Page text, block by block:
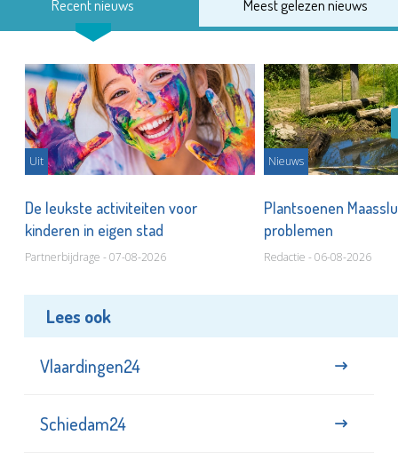
Recent nieuws Meest gelezen nieuws
Uit
De leukste activiteiten voor
kinderen in eigen stad
Partnerbijdrage - 07-08-2026
Nieuws
Plantsoenen
problemen
Redactie - 06-08-2026
Lees ook
Vlaardingen24
Schiedam24